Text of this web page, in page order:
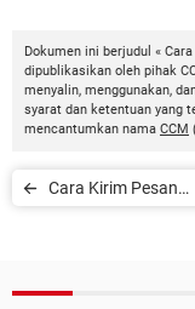
Dokumen ini berjudul «
dipublikasikan oleh pihak
menyalin, menggunakan,
syarat dan ketentuan yang
mencantumkan nama CCM (
Cara Kirim Pesan